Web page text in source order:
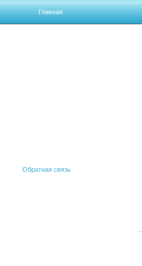
Главная
Обратная связь